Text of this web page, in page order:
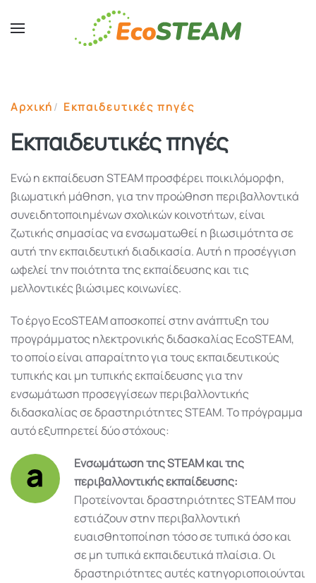
Skip to main content
Αρχική Εκπαιδευτικές πηγές
Εκπαιδευτικές πηγές
Ενώ η εκπαίδευση STEAM προσφέρει ποικιλόμορφη,
βιωματική μάθηση, για την προώθηση περιβαλλοντικά
συνειδητοποιημένων σχολικών κοινοτήτων, είναι
ζωτικής σημασίας να ενσωματωθεί η βιωσιμότητα σε
αυτή την εκπαιδευτική διαδικασία. Αυτή η προσέγγιση
ωφελεί την ποιότητα της εκπαίδευσης και τις
μελλοντικές βιώσιμες κοινωνίες.
Το έργο EcoSTEAM αποσκοπεί στην ανάπτυξη του
προγράμματος ηλεκτρονικής διδασκαλίας EcoSTEAM,
το οποίο είναι απαραίτητο για τους εκπαιδευτικούς
τυπικής και μη τυπικής εκπαίδευσης για την
ενσωμάτωση προσεγγίσεων περιβαλλοντικής
διδασκαλίας σε δραστηριότητες STEAM. Το πρόγραμμα
αυτό εξυπηρετεί δύο στόχους:
Ενσωμάτωση της STEAM και της
περιβαλλοντικής εκπαίδευσης:
Προτείνονται δραστηριότητες STEAM που
εστιάζουν στην περιβαλλοντική
ευαισθητοποίηση τόσο σε τυπικά όσο και
σε μη τυπικά εκπαιδευτικά πλαίσια. Οι
δραστηριότητες αυτές κατηγοριοποιούνται